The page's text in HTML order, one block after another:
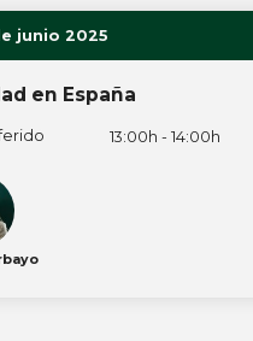
junio 2025
en España
13:00h - 14:00h